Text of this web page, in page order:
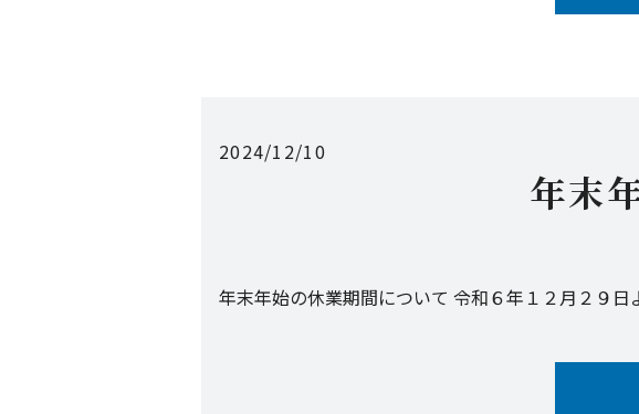
2024/12/10
年末
年末年始の休業期間について 令和６年１２月２９日